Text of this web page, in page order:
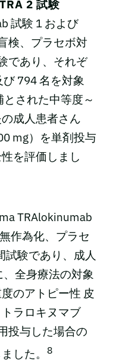
2 試験
試験 1 および
検、プラセボ対
であり、それぞ
794 名を対象
された中等度～
成人患者さん
mg）を単剤投与
を評価しまし
TRAlokinumab
作為化、プラセ
試験であり、成人
全身療法の対象
のアトピー性 皮
ラロキヌマブ
投与した場合の
した。
8